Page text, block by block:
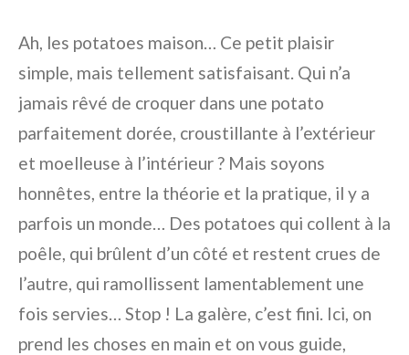
Ah, les potatoes maison… Ce petit plaisir
simple, mais tellement satisfaisant. Qui n’a
jamais rêvé de croquer dans une potato
parfaitement dorée, croustillante à l’extérieur
et moelleuse à l’intérieur ? Mais soyons
honnêtes, entre la théorie et la pratique, il y a
parfois un monde… Des potatoes qui collent à la
poêle, qui brûlent d’un côté et restent crues de
l’autre, qui ramollissent lamentablement une
fois servies… Stop ! La galère, c’est fini. Ici, on
prend les choses en main et on vous guide,